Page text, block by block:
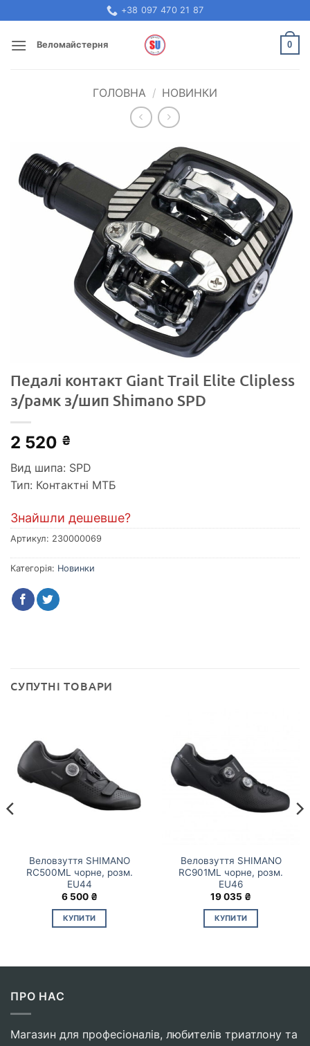
to
content
+38 097 470 21 87
Веломайстерня 0
ГОЛОВНА / НОВИНКИ
Педалі контакт Giant Trail Elite Clipless
з/рамк з/шип Shimano SPD
2 520 ₴
Вид шипа: SPD
Тип: Контактні МТБ
Знайшли дешевше?
Артикул: 230000069
Категорія: Новинки
СУПУТНІ ТОВАРИ
Веловзуття SHIMANO
RC500ML чорне, розм.
EU44
6 500 ₴
КУПИТИ
Веловзуття SHIMANO
RC901ML чорне, розм.
EU46
19 035 ₴
КУПИТИ
ПРО НАС
Магазин для професіоналів, любителів триатлону та